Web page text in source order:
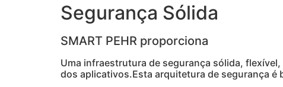
Segurança Sólida
SMART PEHR proporciona
Uma infraestrutura de segurança sólida,
dos aplicativos.Esta arquitetura de segurança